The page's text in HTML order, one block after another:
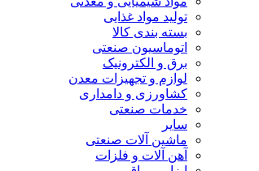
تولید مواد غذایی
بسته بندی کالا
اتوماسیون صنعتی
برق و الکترونیک
لوازم و تجهیزات معدن
کشاورزی و دامداری
خدمات صنعتی
سایر
ماشین آلات صنعتی
آهن آلات و فلزات